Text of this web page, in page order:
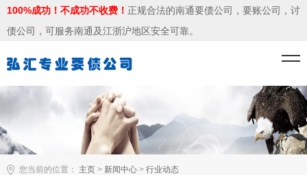
100%成功！不成功不收费！ 正规合法的南通要债公司，要账公司，讨
债公司，可服务南通及江浙沪地区安全可靠。
您当前的位置： 主页 > 新闻中心 > 行业动态